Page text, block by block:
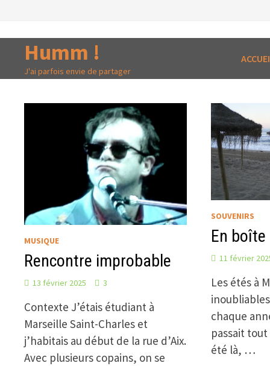
contenuHumm !
J'ai parfois envie de partager
MUSIQUE
Rencontre improbable
13 février 2025 3
Contexte J’étais étudiant à
Marseille Saint-Charles et
j’habitais au début de la rue d’Aix.
Avec plusieurs copains, on se
SOUVENIRS
En
11 février
Les étés à
chaque
passait
été là, …